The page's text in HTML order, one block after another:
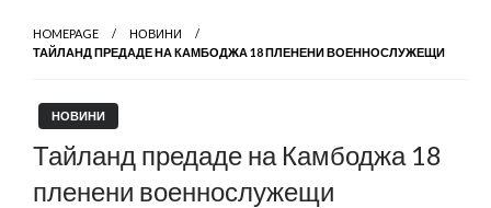
HOMEPAGE
НОВИНИ
ТАЙЛАНД ПРЕДАДЕ НА КАМБОДЖА 18 ПЛЕНЕНИ ВОЕННОСЛУЖЕЩИ
НОВИНИ
Тайланд предаде на Камбоджа 18
пленени военнослужещи